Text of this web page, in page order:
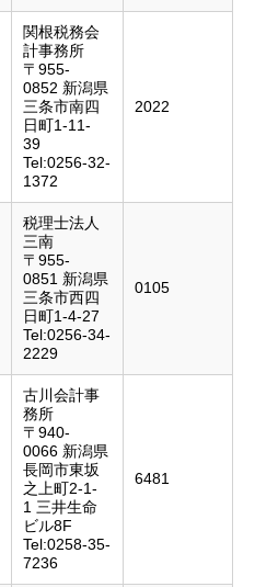
関根税務会
計事務所
〒955-
0852 新潟県
三条市南四
日町1-11-
39
Tel:0256-32-
1372
2022
税理士法人
三南
〒955-
0851 新潟県
三条市西四
日町1-4-27
Tel:0256-34-
2229
0105
古川会計事
務所
〒940-
0066 新潟県
長岡市東坂
之上町2-1-
1 三井生命
ビル8F
Tel:0258-35-
7236
6481